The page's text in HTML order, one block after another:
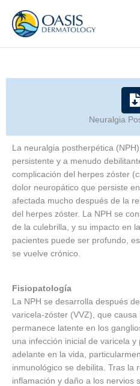
content
Neuralgia
La neuralgia postherpética
persistente y a menudo
complicación del herpes zóster
dolor neuropático que persiste
afectada mucho después de la
del herpes zóster. La NPH se
de la culebrilla, y su impacto en
pacientes puede ser profundo,
se vuelve crónico.
Fisiopatología
La NPH se desarrolla después
varicela-zóster (VVZ), que causa
permanece latente en los
una infección inicial de varicela
adelante en la vida,
inmunológico se debilita. Tras la
inflamación y daño a los nervios